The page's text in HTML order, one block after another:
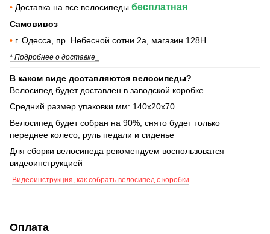
• Доставка на все велосипеды бесплатная
Самовивоз
• г. Одесса, пр. Небесной сотни 2а, магазин 128Н
* Подробнее о доставке_
В каком виде доставляются велосипеды?
Велосипед будет доставлен в заводской коробке
Средний размер упаковки мм: 140х20х70
Велосипед будет собран на 90%, снято будет только
переднее колесо, руль педали и сиденье
Для сборки велосипеда рекомендуем воспользоватся
видеоинструкцией
Видеоинструкция, как собрать велосипед с коробки
Оплата